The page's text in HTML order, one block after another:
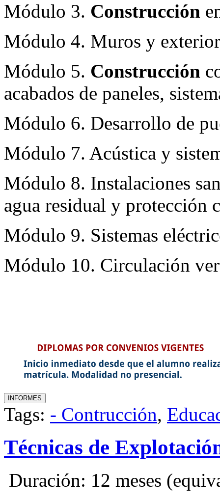
Módulo 3. Construcción
Módulo 4. Muros y
Módulo 5. Construcción
acabados de paneles,
Módulo 6. Desarrollo de
Módulo 7. Acústica y
Módulo 8. Instalaciones
agua residual y protección
Módulo 9. Sistemas
Módulo 10. Circulación
Tags: - Contrucción,
Técnicas de
Duración: 12 meses